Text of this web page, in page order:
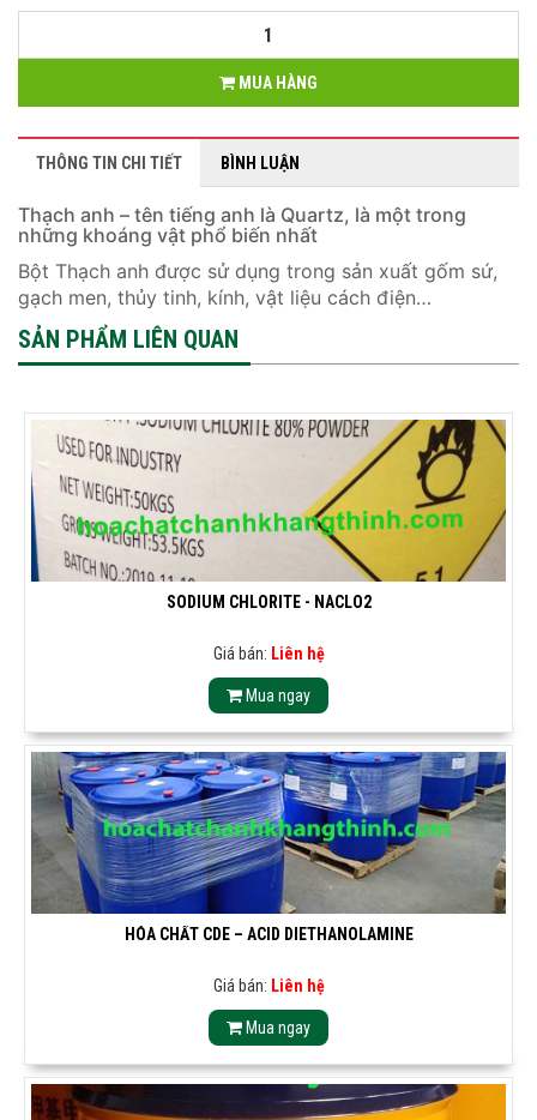
MUA HÀNG
THÔNG TIN CHI TIẾT BÌNH LUẬN
Thạch anh – tên tiếng anh là Quartz, là một trong
những khoáng vật phổ biến nhất
Bột Thạch anh được sử dụng trong sản xuất gốm sứ,
gạch men, thủy tinh, kính, vật liệu cách điện…
SẢN PHẨM LIÊN QUAN
SODIUM CHLORITE - NACLO2
Giá bán: Liên hệ
Mua ngay
HÓA CHẤT CDE – ACID DIETHANOLAMINE
Giá bán: Liên hệ
Mua ngay